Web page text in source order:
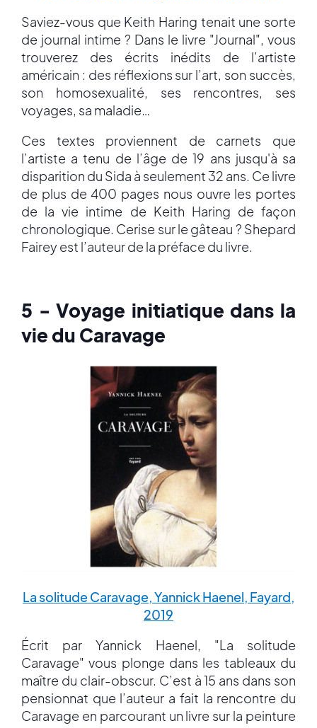
Saviez-vous que Keith Haring tenait une sorte
de journal intime ? Dans le livre "Journal", vous
trouverez des écrits inédits de l’artiste
américain : des réflexions sur l’art, son succès,
son homosexualité, ses rencontres, ses
voyages, sa maladie…
Ces textes proviennent de carnets que
l’artiste a tenu de l’âge de 19 ans jusqu'à sa
disparition du Sida à seulement 32 ans. Ce livre
de plus de 400 pages nous ouvre les portes
de la vie intime de Keith Haring de façon
chronologique. Cerise sur le gâteau ? Shepard
Fairey est l’auteur de la préface du livre.
5 - Voyage initiatique dans la
vie du Caravage
La solitude Caravage, Yannick Haenel, Fayard,
2019
Écrit par Yannick Haenel, "La solitude
Caravage" vous plonge dans les tableaux du
maître du clair-obscur. C’est à 15 ans dans son
pensionnat que l’auteur a fait la rencontre du
Caravage en parcourant un livre sur la peinture